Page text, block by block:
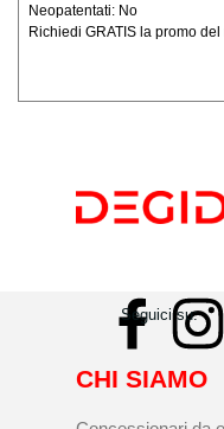
etc
D.lgs 196,
è
del quale è
adempiere,
contratto, a
Neopatentati: No
Richiedi GRATIS la promo
CHI SIAMO
Seguici su: